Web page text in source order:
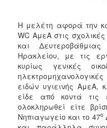
H μελέτη αφορά την
WC ΑμεΑ στις
και
Ηρακλείου, με τις
κυρίως γενικές
ειδών υγιεινής ΑμεΑ,
είδε από κοντά τις
ολοκληρωθεί είτε
Νηπιαγωγείο και το 47ο